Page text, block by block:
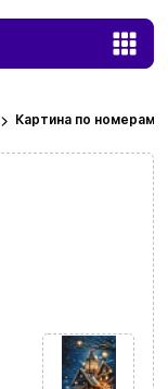
Картина по номерам